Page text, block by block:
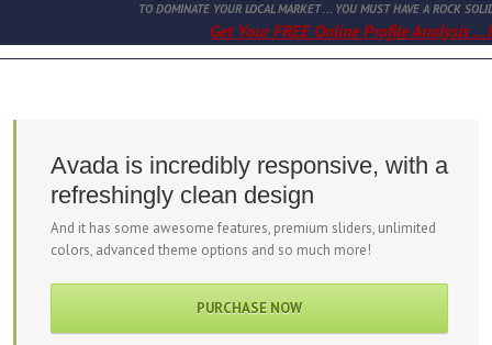
TO DOMINATE YOUR LOCAL MARKET ... YOU MUST HAVE A ROCK
Get Your FREE Online Profile Analysis ...
Avada is incredibly responsive, with a
refreshingly clean design
And it has some awesome features, premium sliders, unlimited
colors, advanced theme options and so much more!
PURCHASE NOW